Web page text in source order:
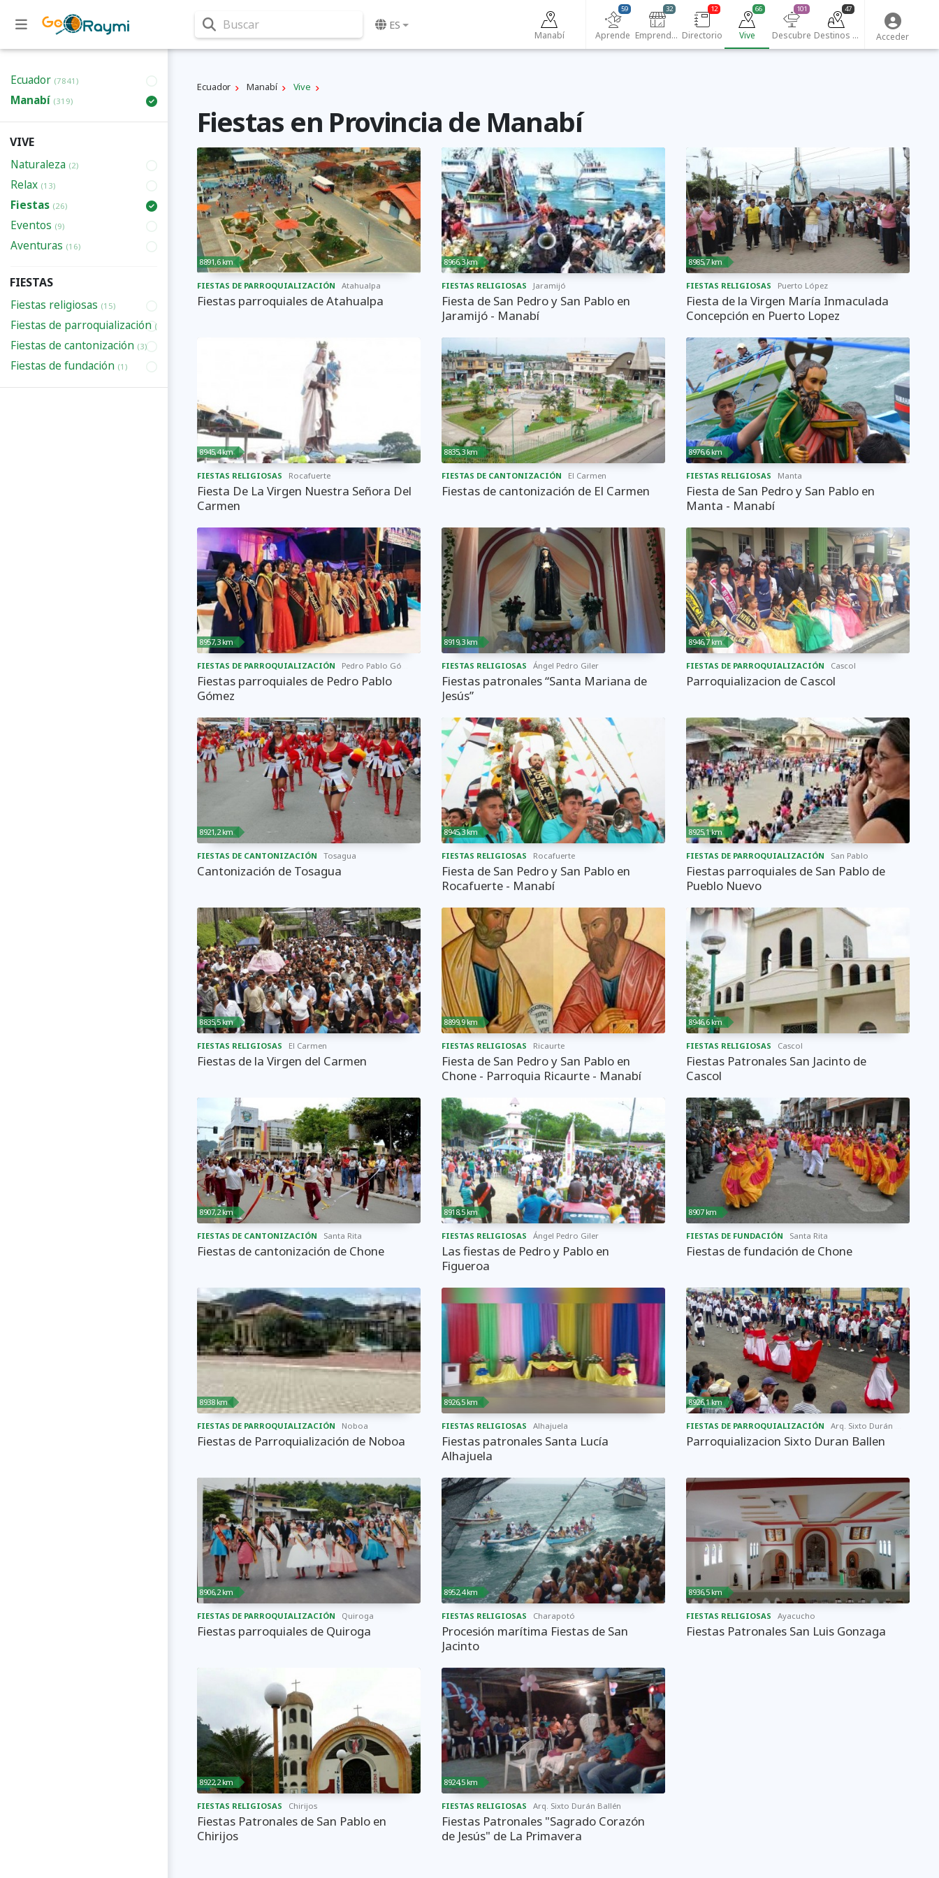
Buscar ES
Manabí Aprende
59
Emprendedores
32
Directorio
12
Vive
66
Descubre
101
Destinos turísticos
47
Acceder
Ecuador (7841)
Manabí (319)
VIVE
Naturaleza (2)
Relax (13)
Fiestas (26)
Eventos (9)
Aventuras (16)
FIESTAS
Fiestas religiosas (15)
Fiestas de parroquialización(7)
Fiestas de cantonización (3)
Fiestas de fundación (1)
Ecuador Manabí Vive
Fiestas en Provincia de Manabí
8891,6 km
FIESTAS DE PARROQUIALIZACIÓN Atahualpa
Fiestas parroquiales de Atahualpa
8966,3 km
FIESTAS RELIGIOSAS Jaramijó
Fiesta de San Pedro y San Pablo en
Jaramijó - Manabí
8985,7 km
FIESTAS RELIGIOSAS Puerto López
Fiesta de la Virgen María Inmaculada
Concepción en Puerto Lopez
8945,4 km
FIESTAS RELIGIOSAS Rocafuerte
Fiesta De La Virgen Nuestra Señora Del
Carmen
8835,3 km
FIESTAS DE CANTONIZACIÓN El Carmen
Fiestas de cantonización de El Carmen
8976,6 km
FIESTAS RELIGIOSAS Manta
Fiesta de San Pedro y San Pablo en
Manta - Manabí
8957,3 km
FIESTAS DE PARROQUIALIZACIÓN Pedro Pablo Gómez
Fiestas parroquiales de Pedro Pablo
Gómez
8919,3 km
FIESTAS RELIGIOSAS Ángel Pedro Giler
Fiestas patronales “Santa Mariana de
Jesús”
8946,7 km
FIESTAS DE PARROQUIALIZACIÓN Cascol
Parroquializacion de Cascol
8921,2 km
FIESTAS DE CANTONIZACIÓN Tosagua
Cantonización de Tosagua
8945,3 km
FIESTAS RELIGIOSAS Rocafuerte
Fiesta de San Pedro y San Pablo en
Rocafuerte - Manabí
8925,1 km
FIESTAS DE PARROQUIALIZACIÓN San Pablo
Fiestas parroquiales de San Pablo de
Pueblo Nuevo
8835,5 km
FIESTAS RELIGIOSAS El Carmen
Fiestas de la Virgen del Carmen
8899,9 km
FIESTAS RELIGIOSAS Ricaurte
Fiesta de San Pedro y San Pablo en
Chone - Parroquia Ricaurte - Manabí
8946,6 km
FIESTAS RELIGIOSAS Cascol
Fiestas Patronales San Jacinto de
Cascol
8907,2 km
FIESTAS DE CANTONIZACIÓN Santa Rita
Fiestas de cantonización de Chone
8918,5 km
FIESTAS RELIGIOSAS Ángel Pedro Giler
Las fiestas de Pedro y Pablo en
Figueroa
8907 km
FIESTAS DE FUNDACIÓN Santa Rita
Fiestas de fundación de Chone
8938 km
FIESTAS DE PARROQUIALIZACIÓN Noboa
Fiestas de Parroquialización de Noboa
8926,5 km
FIESTAS RELIGIOSAS Alhajuela
Fiestas patronales Santa Lucía
Alhajuela
8926,1 km
FIESTAS DE PARROQUIALIZACIÓN Arq. Sixto Durán Ballén
Parroquializacion Sixto Duran Ballen
8906,2 km
FIESTAS DE PARROQUIALIZACIÓN Quiroga
Fiestas parroquiales de Quiroga
8952,4 km
FIESTAS RELIGIOSAS Charapotó
Procesión marítima Fiestas de San
Jacinto
8936,5 km
FIESTAS RELIGIOSAS Ayacucho
Fiestas Patronales San Luis Gonzaga
8922,2 km
FIESTAS RELIGIOSAS Chirijos
Fiestas Patronales de San Pablo en
Chirijos
8924,5 km
FIESTAS RELIGIOSAS Arq. Sixto Durán Ballén
Fiestas Patronales "Sagrado Corazón
de Jesús" de La Primavera